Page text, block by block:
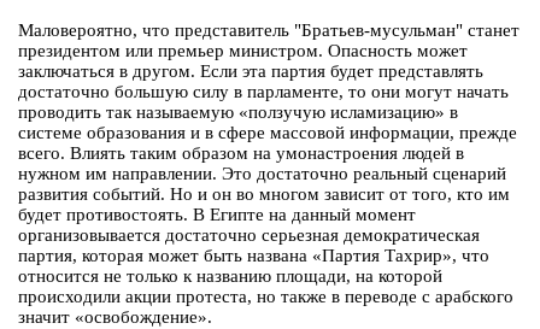
Маловероятно, что представитель "Братьев-мусульман" станет
президентом или премьер министром. Опасность может
заключаться в другом. Если эта партия будет представлять
достаточно большую силу в парламенте, то они могут начать
проводить так называемую «ползучую исламизацию» в
системе образования и в сфере массовой информации, прежде
всего. Влиять таким образом на умонастроения людей в
нужном им направлении. Это достаточно реальный сценарий
развития событий. Но и он во многом зависит от того, кто им
будет противостоять. В Египте на данный момент
организовывается достаточно серьезная демократическая
партия, которая может быть названа «Партия Тахрир», что
относится не только к названию площади, на которой
происходили акции протеста, но также в переводе с арабского
значит «освобождение».